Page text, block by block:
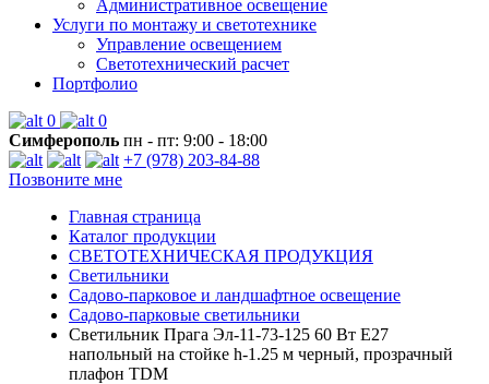
Административное освещение
Услуги по монтажу и светотехнике
Управление освещением
Светотехнический расчет
Портфолио
0
0
Симферополь пн - пт: 9:00 - 18:00
+7 (978) 203-84-88
Позвоните мне
Главная страница
Каталог продукции
СВЕТОТЕХНИЧЕСКАЯ ПРОДУКЦИЯ
Светильники
Садово-парковое и ландшафтное освещение
Садово-парковые светильники
Светильник Прага Эл-11-73-125 60 Вт Е27
напольный на стойке h-1.25 м черный, прозрачный
плафон TDM